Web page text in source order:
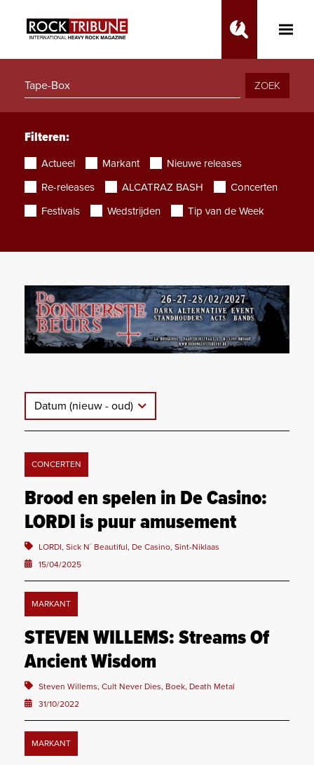
Toggle
ZOEK
Filteren:
Actueel Markant
Nieuwe releases
Re-releases
ALCATRAZ BASH
Concerten
Festivals
Wedstrijden Tip van de Week
Datum (nieuw - oud)
CONCERTEN
Brood en spelen in De Casino:
LORDI is puur amusement
LORDI, Sick N´ Beautiful, De Casino, Sint-Niklaas
15/04/2025
MARKANT
STEVEN WILLEMS: Streams Of
Ancient Wisdom
Steven Willems, Cult Never Dies, Boek, Death Metal
31/10/2022
MARKANT